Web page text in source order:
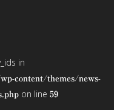
in
content/themes/news-
on line 59